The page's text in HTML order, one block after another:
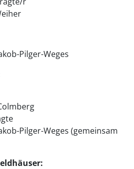
Pilger-Weges
Pilger-Weges (gemeinsam